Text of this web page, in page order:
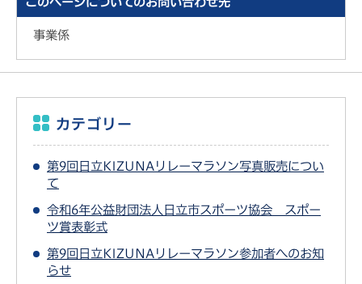
事業係
カテゴリー
第9回日立KIZUNAリレーマラソン写真販売につい
て
令和6年公益財団法人日立市スポーツ協会 スポー
ツ賞表彰式
第9回日立KIZUNAリレーマラソン参加者へのお知
らせ